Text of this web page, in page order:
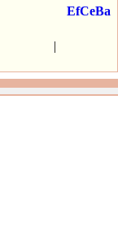
EfCeBa
|